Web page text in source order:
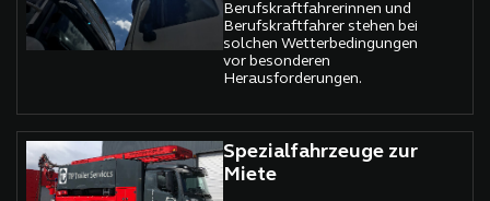
Berufskraftfahrerinnen und
Berufskraftfahrer stehen bei
solchen Wetterbedingungen
vor besonderen
Herausforderungen.
Spezialfahrzeuge zur
Miete